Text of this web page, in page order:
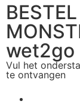
wet2go
Vul het
te ontvangen